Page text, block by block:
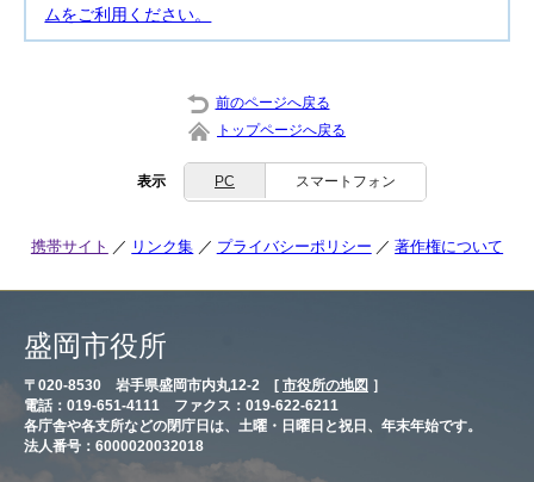
ムをご利用ください。
前のページへ戻る
トップページへ戻る
表示 PC スマートフォン
携帯サイト リンク集 プライバシーポリシー 著作権について
盛岡市役所
〒020-8530 岩手県盛岡市内丸12-2 [ 市役所の地図 ］
電話：019-651-4111 ファクス：019-622-6211
各庁舎や各支所などの閉庁日は、土曜・日曜日と祝日、年末年始です。
法人番号：6000020032018